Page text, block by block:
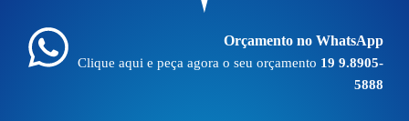
Orçamento no WhatsApp
Clique aqui e peça agora o seu orçamento 19 9.8905-
5888